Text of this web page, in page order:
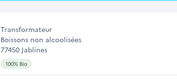
Transformateur
Boissons non alcoolisées
77450 Jablines
100% Bio